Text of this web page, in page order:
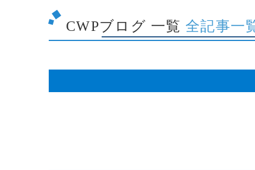
CWPブログ 一覧 全記事一